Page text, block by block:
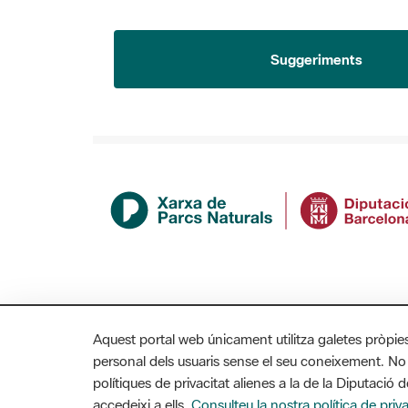
Suggeriments
Aquest portal web únicament utilitza galetes
personal dels usuaris sense el seu coneixement.
polítiques de privacitat alienes a la de la Diputació
accedeixi a ells. Consulteu la nostra política de